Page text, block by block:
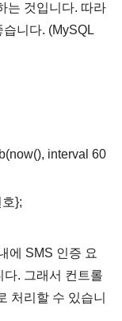
는 것입니다. 따라
니다. (MySQL
interval 60
};
에 SMS 인증 요
다. 그래서 컨트롤
처리할 수 있습니